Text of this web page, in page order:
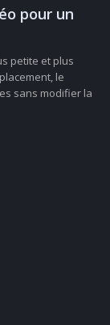
pour un
petite et plus
le
sans modifier la